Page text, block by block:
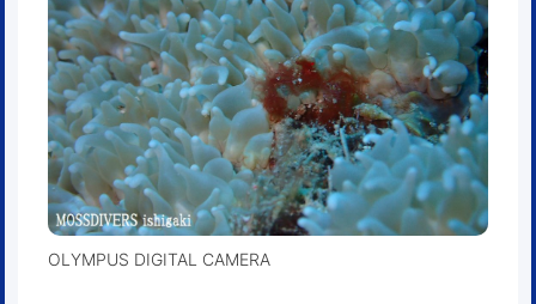
OLYMPUS DIGITAL CAMERA